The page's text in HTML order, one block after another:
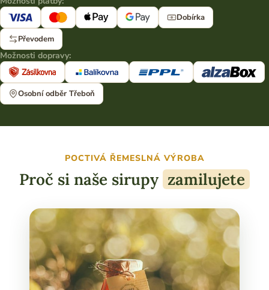
Dobírka
Převodem
Možnosti dopravy:
Osobní odběr Třeboň
POCTIVÁ ŘEMESLNÁ VÝROBA
Proč si naše sirupy zamilujete